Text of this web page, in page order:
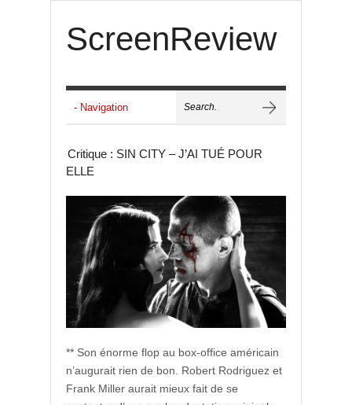
ScreenReview
Critique : SIN CITY – J’AI TUÉ POUR
ELLE
** Son énorme flop au box-office américain
n’augurait rien de bon. Robert Rodriguez et
Frank Miller aurait mieux fait de se